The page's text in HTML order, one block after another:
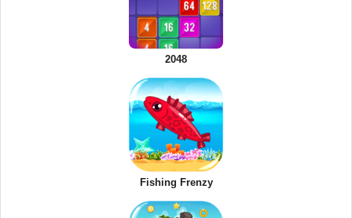
2048
Fishing Frenzy